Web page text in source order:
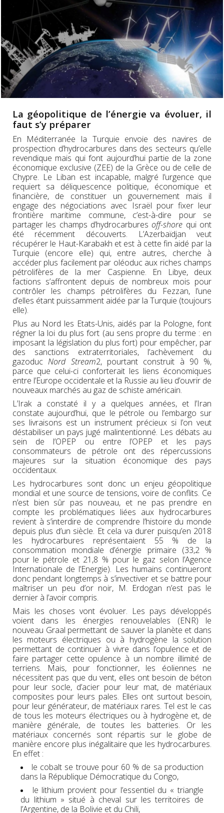
La géopolitique de l’énergie va évoluer, il
faut s’y préparer
En Méditerranée la Turquie envoie des navires de
prospection d’hydrocarbures dans des secteurs qu’elle
revendique mais qui font aujourd’hui partie de la zone
économique exclusive (ZEE) de la Grèce ou de celle de
Chypre. Le Liban est incapable, malgré l’urgence que
requiert sa déliquescence politique, économique et
financière, de constituer un gouvernement mais il
engage des négociations avec Israël pour fixer leur
frontière maritime commune, c’est-à-dire pour se
partager les champs d’hydrocarburesoff-shore qui ont
été récemment découverts. L’Azerbaïdjan veut
récupérer le Haut-Karabakh et est à cette fin aidé par la
Turquie (encore elle) qui, entre autres, cherche à
accéder plus facilement par oléoduc aux riches champs
pétrolifères de la mer Caspienne. En Libye, deux
factions s’affrontent depuis de nombreux mois pour
contrôler les champs pétrolifères du Fezzan, l’une
d’elles étant puissamment aidée par la Turquie (toujours
elle).
Plus au Nord les Etats-Unis, aidés par la Pologne, font
régner la loi du plus fort (au sens propre du terme : en
imposant la législation du plus fort) pour empêcher, par
des sanctions extraterritoriales, l’achèvement du
gazoducNord Stream2, pourtant construit à 90 %,
parce que celui-ci conforterait les liens économiques
entre l’Europe occidentale et la Russie au lieu d’ouvrir de
nouveaux marchés au gaz de schiste américain.
L’Irak a constaté il y a quelques années, et l’Iran
constate aujourd’hui, que le pétrole ou l’embargo sur
ses livraisons est un instrument précieux si l’on veut
déstabiliser un pays jugé malintentionné. Les débats au
sein de l’OPEP ou entre l’OPEP et les pays
consommateurs de pétrole ont des répercussions
majeures sur la situation économique des pays
occidentaux.
Les hydrocarbures sont donc un enjeu géopolitique
mondial et une source de tensions, voire de conflits. Ce
n’est bien sûr pas nouveau, et ne pas prendre en
compte les problématiques liées aux hydrocarbures
revient à s’interdire de comprendre l’histoire du monde
depuis plus d’un siècle. Et cela va durer puisqu’en 2018
les hydrocarbures représentaient 55 % de la
consommation mondiale d’énergie primaire (33,2 %
pour le pétrole et 21,8 % pour le gaz selon l’Agence
Internationale de l’Energie). Les humains continueront
donc pendant longtemps à s’invectiver et se battre pour
maîtriser un peu d’or noir, M. Erdogan n’est pas le
dernier à l’avoir compris.
Mais les choses vont évoluer. Les pays développés
voient dans les énergies renouvelables (ENR) le
nouveau Graal permettant de sauver la planète et dans
les moteurs électriques ou à hydrogène la solution
permettant de continuer à vivre dans l’opulence et de
faire partager cette opulence à un nombre illimité de
terriens. Mais, pour fonctionner, les éoliennes ne
nécessitent pas que du vent, elles ont besoin de béton
pour leur socle, d’acier pour leur mat, de matériaux
composites pour leurs pales. Elles ont surtout besoin,
pour leur générateur, de matériaux rares. Tel est le cas
de tous les moteurs électriques ou à hydrogène et, de
manière générale, de toutes les batteries. Or les
matériaux concernés sont répartis sur le globe de
manière encore plus inégalitaire que les hydrocarbures.
En effet :
le cobalt se trouve pour 60 % de sa production
dans la République Démocratique du Congo,
le lithium provient pour l’essentiel du « triangle
du lithium » situé à cheval sur les territoires de
l’Argentine, de la Bolivie et du Chili,